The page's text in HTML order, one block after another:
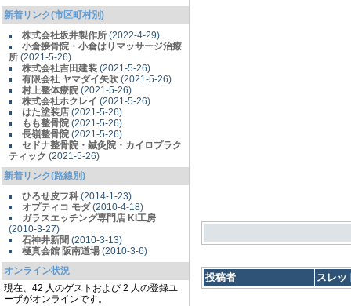
新着リンク(市区町村別)
株式会社坂井製作所 (2022-4-29)
小倉接骨院・小倉はりマッサージ治療
所 (2021-5-26)
株式会社吉田建装 (2021-5-26)
有限会社 ヤマダイ矢吹 (2021-5-26)
村上整体療院 (2021-5-26)
株式会社ホクレイ (2021-5-26)
はた塗装店 (2021-5-26)
もも整骨院 (2021-5-26)
長嶺整骨院 (2021-5-26)
セドナ整骨院・鍼灸院・カイロプラク
ティック (2021-5-26)
新着リンク(路線別)
ひろせ皮フ科 (2014-1-23)
オプティコ モダ(2010-4-18)
ガラスエッチング専門店 KI工房
(2010-3-27)
石神井新聞 (2010-3-13)
極真会館 阪南道場 (2010-3-6)
オンライン状況
現在、42 人のゲストおよび 2 人の登録ユ
ーザがオンラインです。
投稿者 スレッ